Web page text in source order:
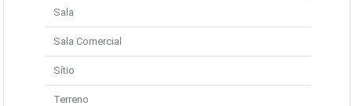
Sala
Sala Comercial
Sítio
Terreno